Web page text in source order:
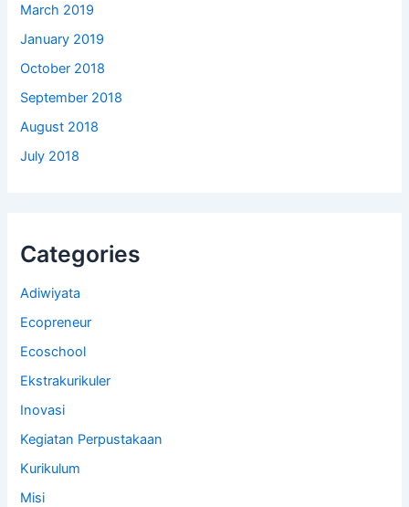
March 2019
January 2019
October 2018
September 2018
August 2018
July 2018
Categories
Adiwiyata
Ecopreneur
Ecoschool
Ekstrakurikuler
Inovasi
Kegiatan Perpustakaan
Kurikulum
Misi